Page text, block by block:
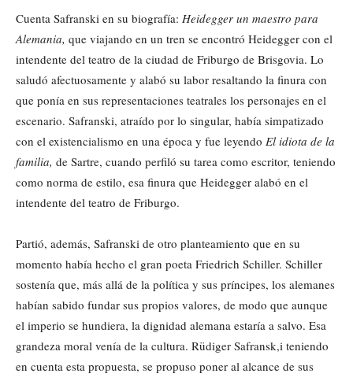
Cuenta Safranski en su biografía: Heidegger un maestro para
Alemania, que viajando en un tren se encontró Heidegger con el
intendente del teatro de la ciudad de Friburgo de Brisgovia. Lo
saludó afectuosamente y alabó su labor resaltando la finura con
que ponía en sus representaciones teatrales los personajes en el
escenario. Safranski, atraído por lo singular, había simpatizado
con el existencialismo en una época y fue leyendo El idiota de la
familia, de Sartre, cuando perfiló su tarea como escritor, teniendo
como norma de estilo, esa finura que Heidegger alabó en el
intendente del teatro de Friburgo.
Partió, además, Safranski de otro planteamiento que en su
momento había hecho el gran poeta Friedrich Schiller. Schiller
sostenía que, más allá de la política y sus príncipes, los alemanes
habían sabido fundar sus propios valores, de modo que aunque
el imperio se hundiera, la dignidad alemana estaría a salvo. Esa
grandeza moral venía de la cultura. Rüdiger Safransk,i teniendo
en cuenta esta propuesta, se propuso poner al alcance de sus